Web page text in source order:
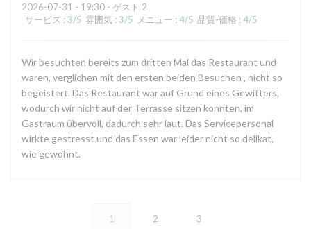
2026-07-31 - 19:30 - ゲスト 2
サービス : 3/5 雰囲気 : 3/5 メニュー : 4/5 品質-価格 : 4/5
Wir besuchten bereits zum dritten Mal das Restaurant und
waren, verglichen mit den ersten beiden Besuchen , nicht so
begeistert. Das Restaurant war auf Grund eines Gewitters,
wodurch wir nicht auf der Terrasse sitzen konnten, im
Gastraum übervoll, dadurch sehr laut. Das Servicepersonal
wirkte gestresst und das Essen war leider nicht so delikat,
wie gewohnt.
1 2 3